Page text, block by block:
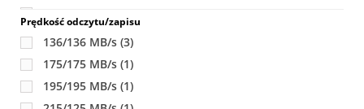
3 TB(3)
3,2 TB(2)
3,84 TB(21)
4 TB(25)
Prędkość odczytu/zapisu
136/136 MB/s (3)
175/175 MB/s (1)
195/195 MB/s (1)